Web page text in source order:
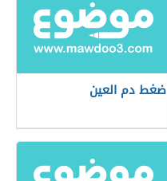
ضغط دم العين